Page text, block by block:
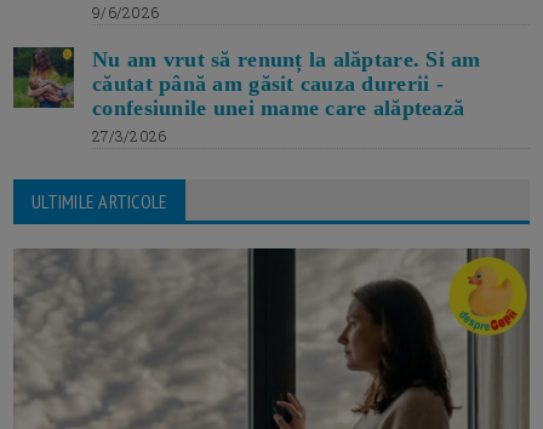
9/6/2026
Nu am vrut să renunț la alăptare. Si am
căutat până am găsit cauza durerii -
confesiunile unei mame care alăptează
27/3/2026
ULTIMILE ARTICOLE